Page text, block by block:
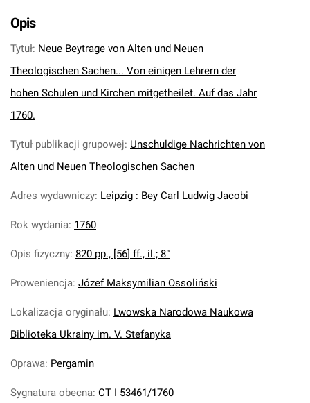
Opis
Tytuł: Neue Beytrage von Alten und Neuen
Theologischen Sachen... Von einigen Lehrern der
hohen Schulen und Kirchen mitgetheilet. Auf das Jahr
1760.
Tytuł publikacji grupowej: Unschuldige Nachrichten von
Alten und Neuen Theologischen Sachen
Adres wydawniczy: Leipzig : Bey Carl Ludwig Jacobi
Rok wydania: 1760
Opis fizyczny: 820 pp., [56] ff., il.; 8°
Proweniencja: Józef Maksymilian Ossoliński
Lokalizacja oryginału: Lwowska Narodowa Naukowa
Biblioteka Ukrainy im. V. Stefanyka
Oprawa: Pergamin
Sygnatura obecna: CT I 53461/1760